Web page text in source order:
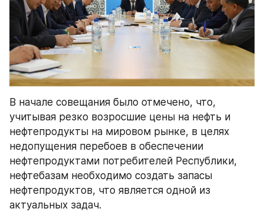
В начале совещания было отмечено, что,
учитывая резко возросшие цены на нефть и
нефтепродукты на мировом рынке, в целях
недопущения перебоев в обеспечении
нефтепродуктами потребителей Республики,
нефтебазам необходимо создать запасы
нефтепродуктов, что является одной из
актуальных задач.